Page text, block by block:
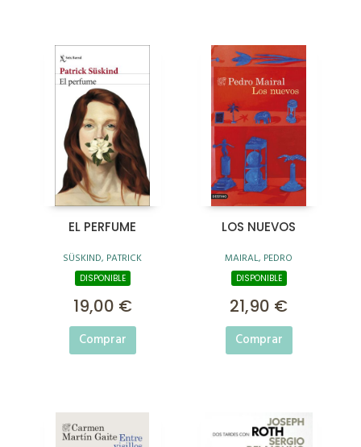
EL PERFUME
SÜSKIND, PATRICK
DISPONIBLE
19,00 €
Comprar
LOS NUEVOS
MAIRAL, PEDRO
DISPONIBLE
21,90 €
Comprar